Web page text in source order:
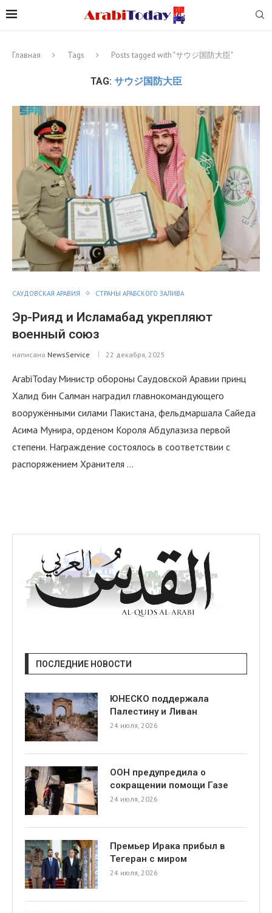
Главная Tags Posts tagged with "サウジ国防大臣"
TAG: サウジ国防大臣
САУДОВСКАЯ АРАВИЯ СТРАНЫ АРАБСКОГО ЗАЛИВА
Эр-Рияд и Исламабад укрепляют
военный союз
написано NewsService 22 декабря, 2025
ArabiToday Министр обороны Саудовской Аравии принц
Халид бин Салман наградил главнокомандующего
вооружёнными силами Пакистана, фельдмаршала Сайеда
Асима Мунира, орденом Короля Абдулазиза первой
степени. Награждение состоялось в соответствии с
распоряжением Хранителя …
ПОСЛЕДНИЕ НОВОСТИ
ЮНЕСКО поддержала
Палестину и Ливан
24 июля, 2026
ООН предупредила о
сокращении помощи Газе
24 июля, 2026
Премьер Ирака прибыл в
Тегеран с миром
24 июля, 2026